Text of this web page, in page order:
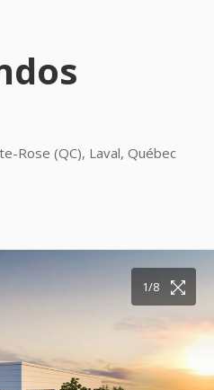
Rose (QC), Laval, Québec
1/8
2/8
3/8
4/8
5/8
6/8
7/8
8/8